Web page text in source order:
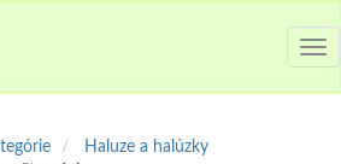
Haluze a halúzky